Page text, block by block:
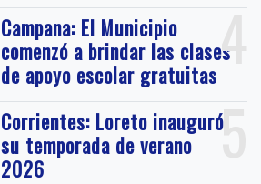
4
Campana: El Municipio
comenzó a brindar las clases
de apoyo escolar gratuitas
5
Corrientes: Loreto inauguró
su temporada de verano
2026